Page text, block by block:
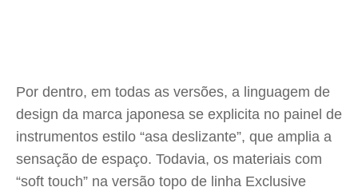
Por dentro, em todas as versões, a linguagem de
design da marca japonesa se explicita no painel de
instrumentos estilo “asa deslizante”, que amplia a
sensação de espaço. Todavia, os materiais com
“soft touch” na versão topo de linha Exclusive